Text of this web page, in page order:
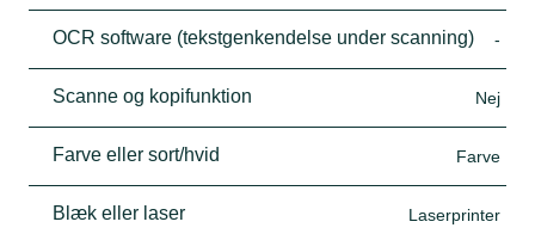
OCR software (tekstgenkendelse under scanning) -
Scanne og kopifunktion Nej
Farve eller sort/hvid Farve
Blæk eller laser Laserprinter